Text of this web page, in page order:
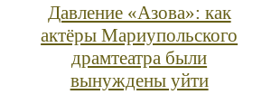
Давление «Азова»: как
актёры Мариупольского
драмтеатра были
вынуждены уйти